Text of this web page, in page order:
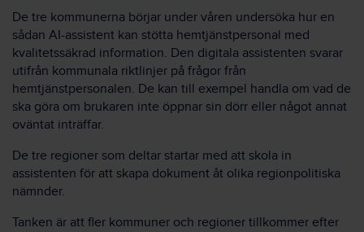
De tre kommunerna börjar under våren undersöka hur en
sådan AI-assistent kan stötta hemtjänstpersonal med
kvalitetssäkrad information. Den digitala assistenten svarar
utifrån kommunala riktlinjer på frågor från
hemtjänstpersonalen. De kan till exempel handla om vad de
ska göra om brukaren inte öppnar sin dörr eller något annat
oväntat inträffar.
De tre regioner som deltar startar med att skola in
assistenten för att skapa dokument åt olika regionpolitiska
nämnder.
Tanken är att fler kommuner och regioner tillkommer efter